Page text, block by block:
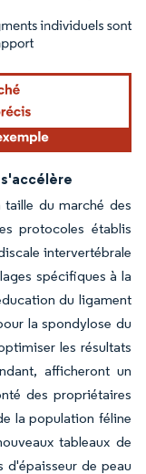
une attribution sous CC BY
taille du marché des
protocoles établis
intervertébrale
spécifiques à la
du ligament
la spondylose du
les résultats
afficheront un
des propriétaires
la population féline
tableaux de
de peau